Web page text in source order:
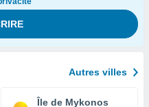
Autres villes
Île de Mykonos